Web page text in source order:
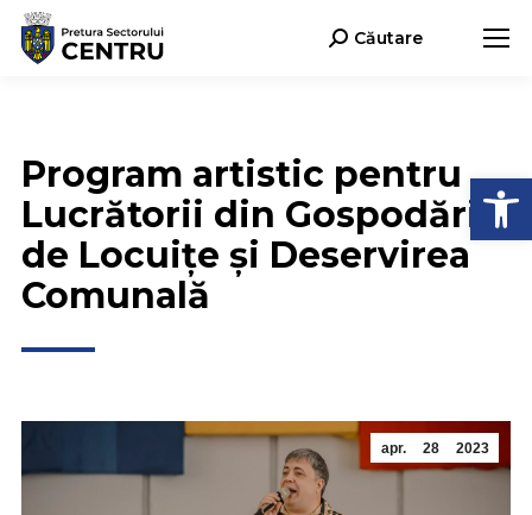
Search:Căutare
Program artistic pentru
Lucrătorii din Gospodăria
de Locuițe și Deservirea
Comunală
apr. 28 2023